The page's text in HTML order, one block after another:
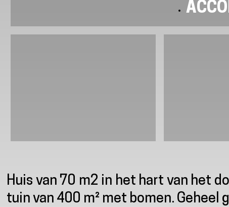
Presentatie
Huis van 70 m2 in het hart van het
tuin van 400 m² met bomen. Geheel